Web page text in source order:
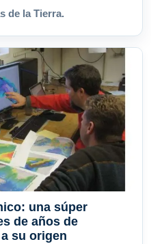
de la Tierra.
una súper
de años de
su origen